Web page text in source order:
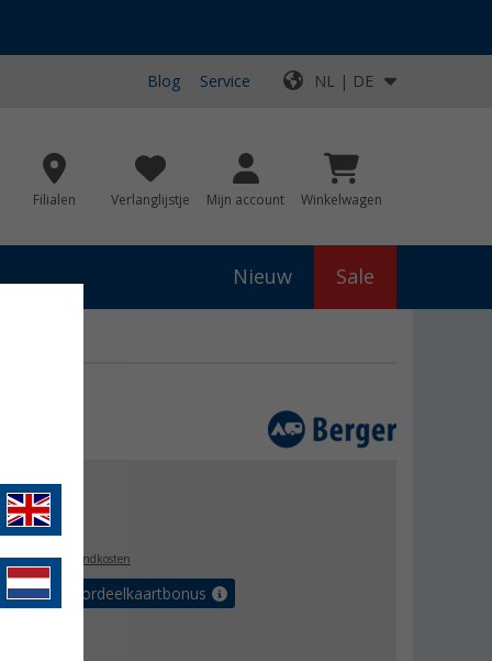
Blog Service NL | DE
Filialen Verlanglijstje Mijn account Winkelwagen
Nieuw Sale
€ 12,99
BTWplus verzendkosten
tot 5% voordeelkaartbonus